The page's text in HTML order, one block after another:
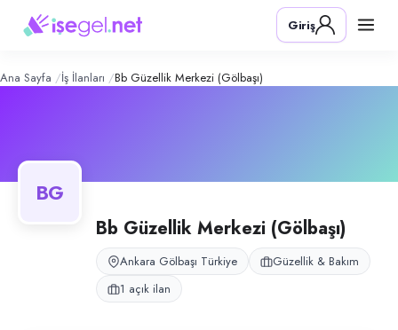
Güzellik Merkezi (Gölbaşı)–
Konum:
BB Güzellik Merkezi, Ankara Gölbaşı'nda kurumsal yapıda hizmet
Giriş
Ana Sayfa İş İlanları Bb Güzellik Merkezi (Gölbaşı)
BG
Bb Güzellik Merkezi (Gölbaşı)
Ankara Gölbaşı Türkiye
Güzellik & Bakım
1 açık ilan